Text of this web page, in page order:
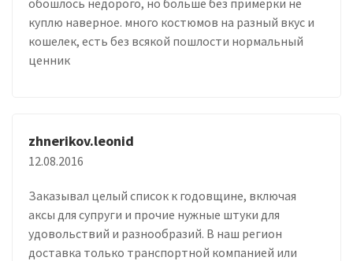
куплю наверное. много костюмов на разный вкус и
кошелек, есть без всякой пошлости нормальный
ценник
zhnerikov.leonid
12.08.2016
Заказывал целый список к годовщине, включая
аксы для супруги и прочие нужные штуки для
удовольствий и разнообразий. В наш регион
доставка только транспортной компанией или